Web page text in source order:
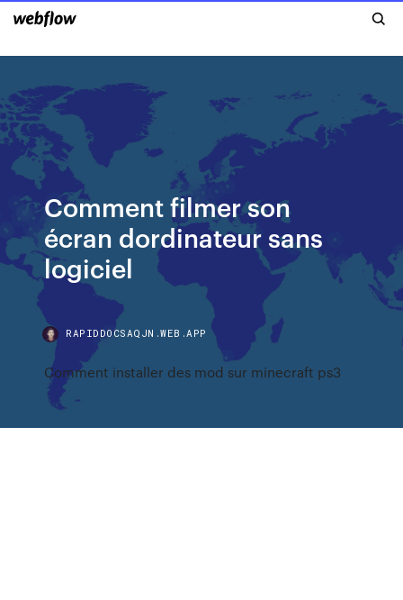
Comment filmer son
écran dordinateur sans
logiciel
RAPIDDOCSAQJN.WEB.APP
Comment installer des mod sur minecraft ps3